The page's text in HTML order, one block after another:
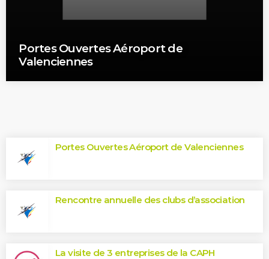
Portes Ouvertes Aéroport de
Valenciennes
Portes Ouvertes Aéroport de Valenciennes
Rencontre annuelle des clubs d’association
La visite de 3 entreprises de la CAPH